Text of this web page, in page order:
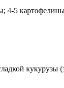
5
кукурузы